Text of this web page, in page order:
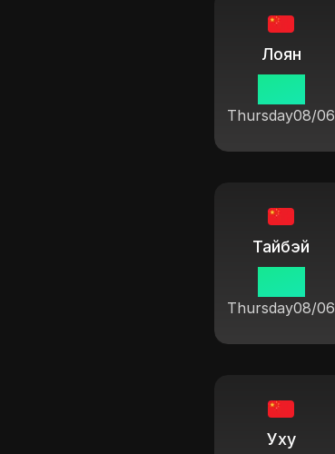
Лоян
Thursday08/06
Тайбэй
Thursday08/06
Уху